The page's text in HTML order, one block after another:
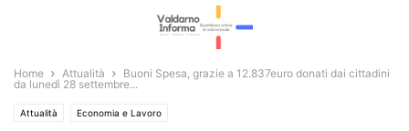
Home Attualità
Buoni Spesa, grazie a 12.837euro donati dai cittadini
da lunedì 28 settembre...
Attualità Economia e Lavoro